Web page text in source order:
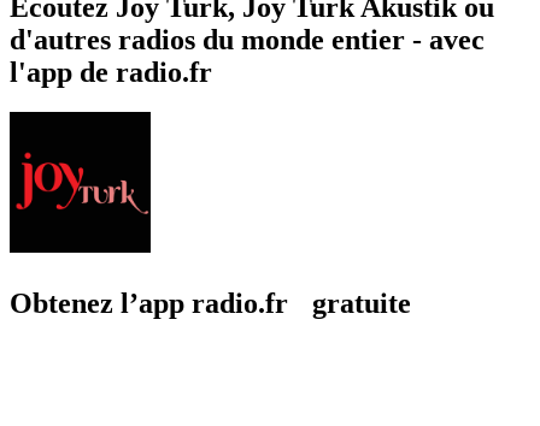
Écoutez Joy Turk, Joy Turk Akustik ou
d'autres radios du monde entier - avec
l'app de radio.fr
Obtenez l’app radio.fr gratuite